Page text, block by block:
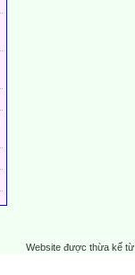
Website được thừa kế